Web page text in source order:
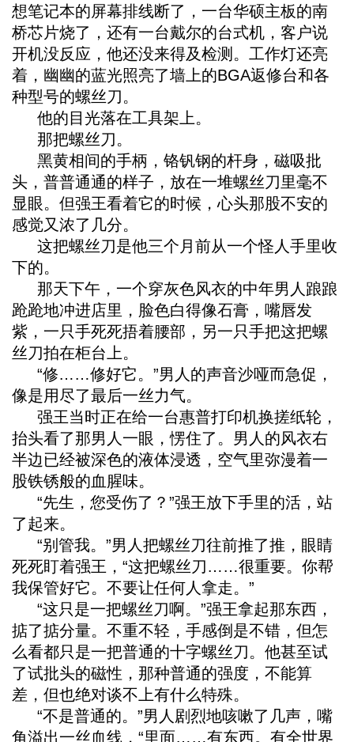
想笔记本的屏幕排线断了，一台华硕主板的南
桥芯片烧了，还有一台戴尔的台式机，客户说
开机没反应，他还没来得及检测。工作灯还亮
着，幽幽的蓝光照亮了墙上的BGA返修台和各
种型号的螺丝刀。
他的目光落在工具架上。
那把螺丝刀。
黑黄相间的手柄，铬钒钢的杆身，磁吸批
头，普普通通的样子，放在一堆螺丝刀里毫不
显眼。但强王看着它的时候，心头那股不安的
感觉又浓了几分。
这把螺丝刀是他三个月前从一个怪人手里收
下的。
那天下午，一个穿灰色风衣的中年男人踉踉
跄跄地冲进店里，脸色白得像石膏，嘴唇发
紫，一只手死死捂着腰部，另一只手把这把螺
丝刀拍在柜台上。
“修……修好它。”男人的声音沙哑而急促，
像是用尽了最后一丝力气。
强王当时正在给一台惠普打印机换搓纸轮，
抬头看了那男人一眼，愣住了。男人的风衣右
半边已经被深色的液体浸透，空气里弥漫着一
股铁锈般的血腥味。
“先生，您受伤了？”强王放下手里的活，站
了起来。
“别管我。”男人把螺丝刀往前推了推，眼睛
死死盯着强王，“这把螺丝刀……很重要。你帮
我保管好它。不要让任何人拿走。”
“这只是一把螺丝刀啊。”强王拿起那东西，
掂了掂分量。不重不轻，手感倒是不错，但怎
么看都只是一把普通的十字螺丝刀。他甚至试
了试批头的磁性，那种普通的强度，不能算
差，但也绝对谈不上有什么特殊。
“不是普通的。”男人剧烈地咳嗽了几声，嘴
角溢出一丝血线，“里面……有东西。有全世界